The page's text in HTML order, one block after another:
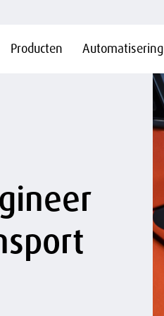
Producten Automatisering